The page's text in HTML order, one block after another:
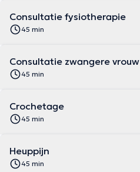
Consultatie fysiotherapie
45 min
Consultatie zwangere vrouw
45 min
Crochetage
45 min
Heuppijn
45 min